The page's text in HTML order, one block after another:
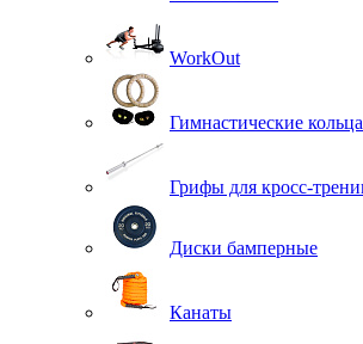
WorkOut
Гимнастические
Грифы для кросс-
Диски бамперные
Канаты